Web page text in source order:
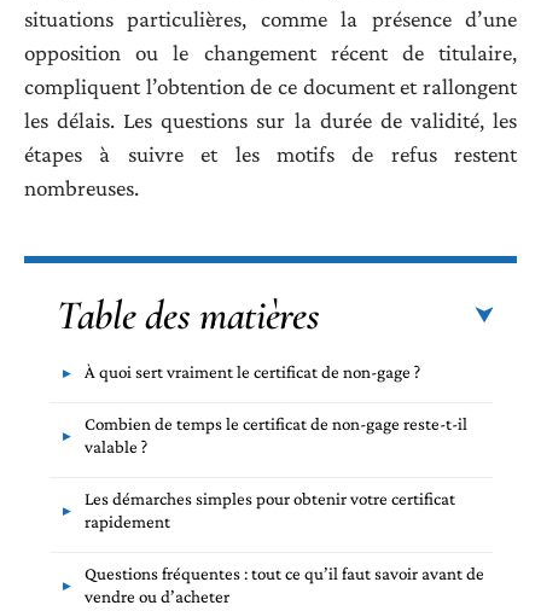
situations particulières, comme la présence d’une
opposition ou le changement récent de titulaire,
compliquent l’obtention de ce document et rallongent
les délais. Les questions sur la durée de validité, les
étapes à suivre et les motifs de refus restent
nombreuses.
Table des matières
À quoi sert vraiment le certificat de non-gage ?
Combien de temps le certificat de non-gage reste-t-il
valable ?
Les démarches simples pour obtenir votre certificat
rapidement
Questions fréquentes : tout ce qu’il faut savoir avant de
vendre ou d’acheter